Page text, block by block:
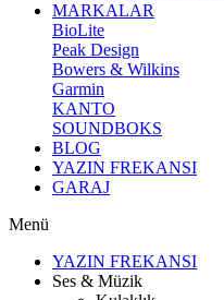
MARKALAR
BioLite
Peak Design
Bowers & Wilkins
Garmin
KANTO
SOUNDBOKS
BLOG
YAZIN FREKANSI
GARAJ
Menü
YAZIN FREKANSI
Ses & Müzik